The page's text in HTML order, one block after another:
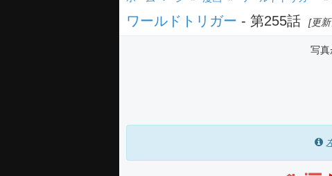
ワールドトリガー - 第255話 [更
写真